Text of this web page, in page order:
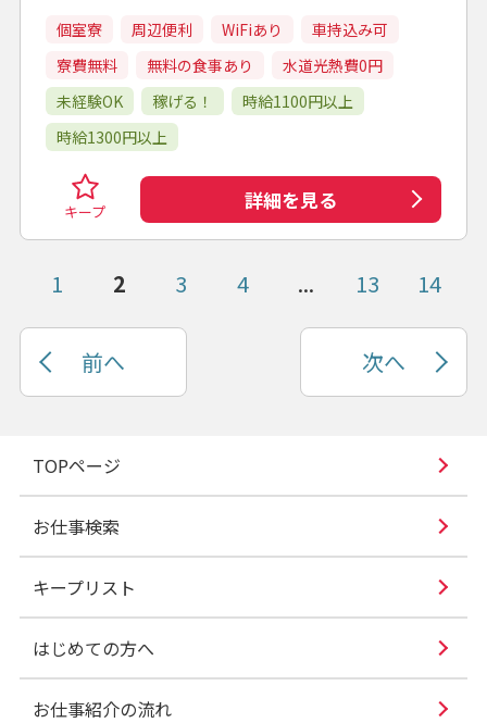
個室寮 周辺便利 WiFiあり
車持込み可
寮費無料
無料の食事あり
水道光熱費0円
未経験OK
稼げる！
時給1100円以上
時給1300円以上
キープ 詳細を見る
1 2 3 4 ... 13 14
前へ 次へ
TOPページ
お仕事検索
キープリスト
はじめての方へ
お仕事紹介の流れ